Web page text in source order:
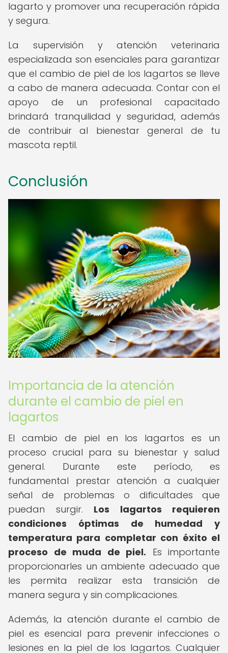
lagarto y promover una recuperación rápida
y segura.
La supervisión y atención veterinaria
especializada son esenciales para garantizar
que el cambio de piel de los lagartos se lleve
a cabo de manera adecuada. Contar con el
apoyo de un profesional capacitado
brindará tranquilidad y seguridad, además
de contribuir al bienestar general de tu
mascota reptil.
Conclusión
Importancia de la atención
durante el cambio de piel en
lagartos
El cambio de piel en los lagartos es un
proceso crucial para su bienestar y salud
general. Durante este período, es
fundamental prestar atención a cualquier
señal de problemas o dificultades que
puedan surgir. Los lagartos requieren
condiciones óptimas de humedad y
temperatura para completar con éxito el
proceso de muda de piel. Es importante
proporcionarles un ambiente adecuado que
les permita realizar esta transición de
manera segura y sin complicaciones.
Además, la atención durante el cambio de
piel es esencial para prevenir infecciones o
lesiones en la piel de los lagartos. Cualquier